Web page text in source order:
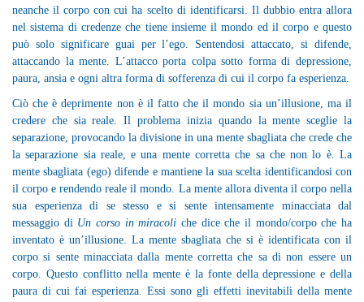
neanche il corpo con cui ha scelto di identificarsi. Il dubbio entra allora
nel sistema di credenze che tiene insieme il mondo ed il corpo e questo
può solo significare guai per l’ego. Sentendosi attaccato, si difende,
attaccando la mente. L’attacco porta colpa sotto forma di depressione,
paura, ansia e ogni altra forma di sofferenza di cui il corpo fa esperienza.
Ciò che è deprimente non è il fatto che il mondo sia un’illusione, ma il
credere che sia reale. Il problema inizia quando la mente sceglie la
separazione, provocando la divisione in una mente sbagliata che crede che
la separazione sia reale, e una mente corretta che sa che non lo è. La
mente sbagliata (ego) difende e mantiene la sua scelta identificandosi con
il corpo e rendendo reale il mondo. La mente allora diventa il corpo nella
sua esperienza di se stesso e si sente intensamente minacciata dal
messaggio di Un corso in miracoli che dice che il mondo/corpo che ha
inventato è un’illusione. La mente sbagliata che si è identificata con il
corpo si sente minacciata dalla mente corretta che sa di non essere un
corpo. Questo conflitto nella mente è la fonte della depressione e della
paura di cui fai esperienza. Essi sono gli effetti inevitabili della mente